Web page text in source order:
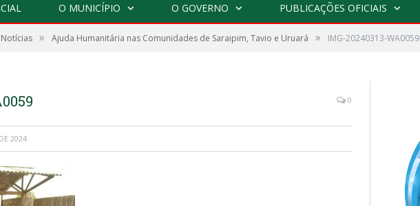
O MUNICÍPIO O GOVERNO PUBLICAÇÕES OFICIAIS
Notícias » Ajuda Humanitária nas Comunidades de Saraipim, Tavio e Uruará » IMG-20240313-WA0059
0
2024